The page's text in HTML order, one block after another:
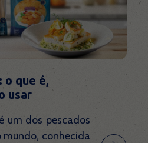
Empanados
o que é,
usar
um dos pescados
conhecida